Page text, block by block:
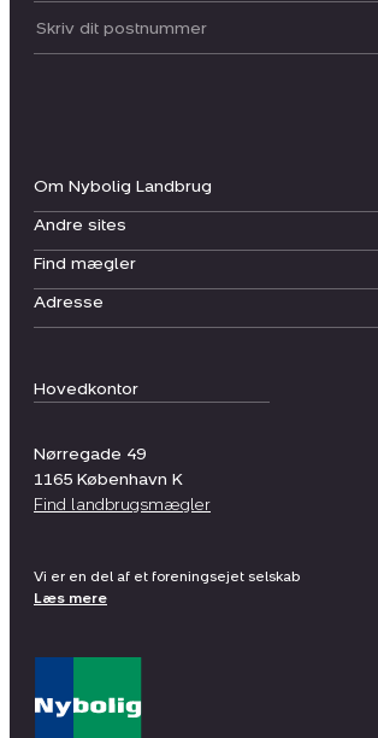
Hovedkontor
Nørregade 49
1165 København K
Find landbrugsmægler
Om Nybolig Landbrug
Andre sites
Find mægler
Adresse
Postnummer
Vi er en del af et foreningsejet selskab
Læs mere